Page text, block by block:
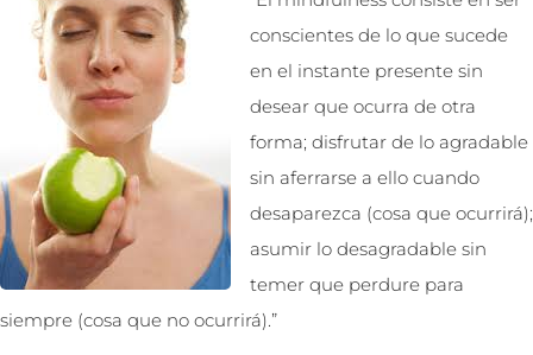
conscientes de lo que sucede
en el instante presente sin
desear que ocurra de otra
forma; disfrutar de lo agradable
sin aferrarse a ello cuando
desaparezca (cosa que ocurrirá);
asumir lo desagradable sin
temer que perdure para
siempre (cosa que no ocurrirá).”